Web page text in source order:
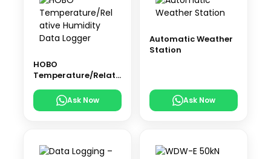
HOBO
Temperature/Relati
Logger Ask Now
Automatic Weather
Station
Ask Now